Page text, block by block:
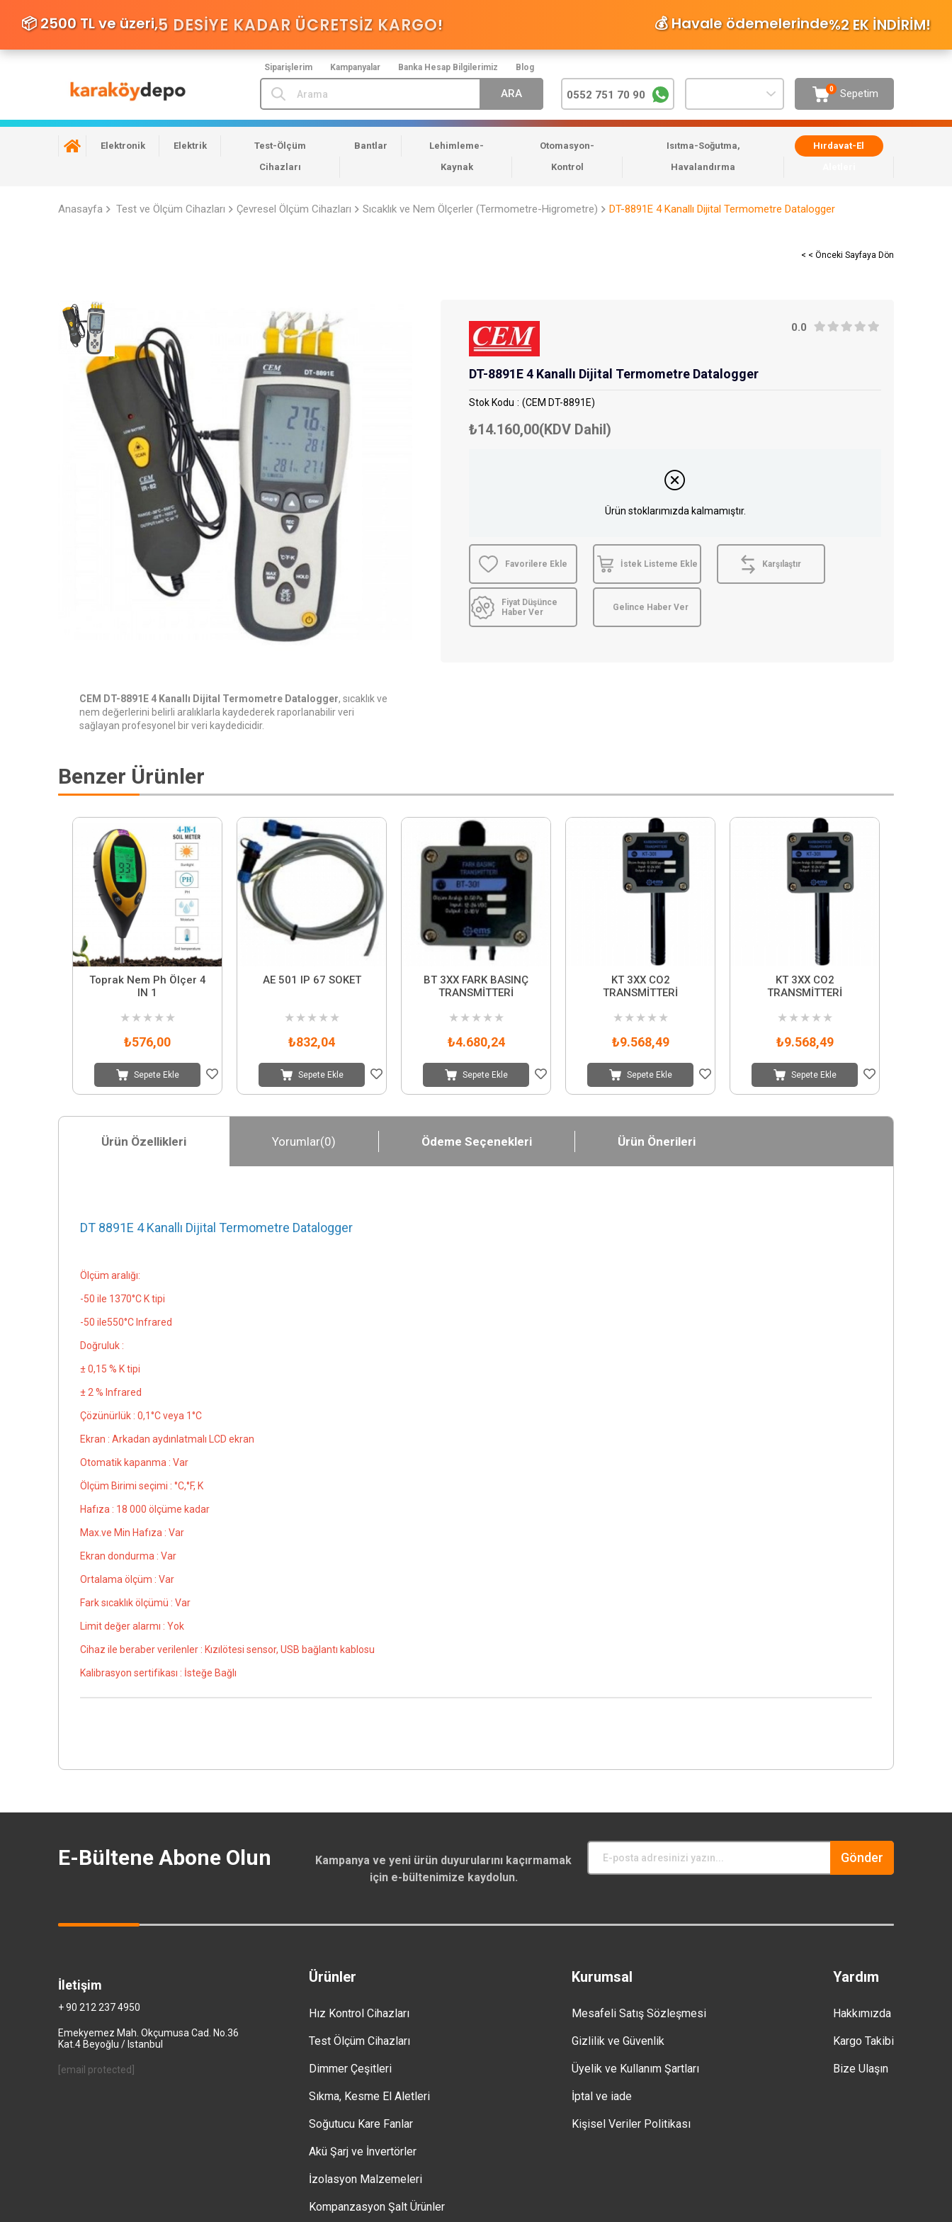
Siparişlerim Kampanyalar Banka Hesap Bilgilerimiz Blog
📦 2500 TL ve üzeri,5 DESIYE KADAR ÜCRETSİZ KARGO! 💰 Havale ödemelerinde%2 EK İNDİRİM!
Sepetim
0
0552 751 70 90
Elektronik Elektrik
Test-Ölçüm
Cihazları
Bantlar
Lehimleme-
Kaynak
Otomasyon-
Kontrol
Isıtma-Soğutma,
Havalandırma
Hırdavat-El
Anasayfa Test ve Ölçüm Cihazları Çevresel Ölçüm Cihazları Sıcaklık ve Nem Ölçerler (Termometre-Higrometre) DT-8891E 4 Kanallı Dijital Termometre Datalogger
< < Önceki Sayfaya Dön
CEM DT-8891E 4 Kanallı Dijital Termometre Datalogger, sıcaklık ve
nem değerlerini belirli aralıklarla kaydederek raporlanabilir veri
sağlayan profesyonel bir veri kaydedicidir.
0.0
DT-8891E 4 Kanallı Dijital Termometre Datalogger
Stok Kodu (CEM DT-8891E)
₺14.160,00(KDV Dahil)
Ürün stoklarımızda kalmamıştır.
Favorilere Ekle İstek Listeme Ekle Karşılaştır
Fiyat Düşünce
Haber Ver
Gelince Haber Ver
Benzer Ürünler
Toprak Nem Ph Ölçer 4
IN 1
★ ★ ★ ★ ★
₺576,00
Sepete Ekle
AE 501 IP 67 SOKET
★ ★ ★ ★ ★
₺832,04
Sepete Ekle
BT 3XX FARK BASINÇ
TRANSMİTTERİ
★ ★ ★ ★ ★
₺4.680,24
Sepete Ekle
KT 3XX CO2
TRANSMİTTERİ
★ ★ ★ ★ ★
₺9.568,49
Sepete Ekle
KT 3XX CO2
TRANSMİTTERİ
★ ★ ★ ★ ★
₺9.568,49
Sepete Ekle
Ürün Özellikleri Yorumlar(0) Ödeme Seçenekleri Ürün Önerileri
DT 8891E 4 Kanallı Dijital Termometre Datalogger
Ölçüm aralığı:
-50 ile 1370°C K tipi
-50 ile550°C Infrared
Doğruluk :
± 0,15 % K tipi
± 2 % Infrared
Çözünürlük : 0,1°C veya 1°C
Ekran : Arkadan aydınlatmalı LCD ekran
Otomatik kapanma : Var
Ölçüm Birimi seçimi : °C,°F, K
Hafıza : 18 000 ölçüme kadar
Max.ve Min Hafıza : Var
Ekran dondurma : Var
Ortalama ölçüm : Var
Fark sıcaklık ölçümü : Var
Limit değer alarmı : Yok
Cihaz ile beraber verilenler : Kızılötesi sensor, USB bağlantı kablosu
Kalibrasyon sertifikası : İsteğe Bağlı
E-Bültene Abone Olun
Kampanya ve yeni ürün duyurularını kaçırmamak
için e-bültenimize kaydolun.
Gönder
Ürünler
Hız Kontrol Cihazları
Test Ölçüm Cihazları
Dimmer Çeşitleri
Sıkma, Kesme El Aletleri
Soğutucu Kare Fanlar
Akü Şarj ve İnvertörler
İzolasyon Malzemeleri
Kompanzasyon Şalt Ürünler
Kurumsal
Mesafeli Satış Sözleşmesi
Gizlilik ve Güvenlik
Üyelik ve Kullanım Şartları
İptal ve iade
Kişisel Veriler Politikası
Yardım
Hakkımızda
Kargo Takibi
Bize Ulaşın
İletişim
+ 90 212 237 4950
Emekyemez Mah. Okçumusa Cad. No.36
Kat.4 Beyoğlu / Istanbul
[email protected]